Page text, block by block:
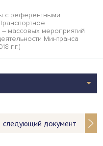
с референтными
массовых мероприятий
Минтранса
г.г.)
следующий документ